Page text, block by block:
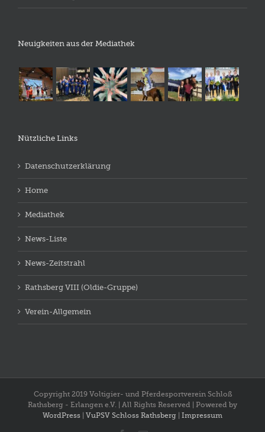
Neuigkeiten aus der Mediathek
Nützliche Links
Datenschutzerklärung
Home
Mediathek
News-Liste
News-Zeitstrahl
Rathsberg VIII (Oldie-Gruppe)
Verein-Allgemein
Copyright 2019 Voltigier- und Pferdesportverein Schloß
Rathsberg - Erlangen e.V. | All Rights Reserved | Powered by
WordPress
VuPSV Schloss Rathsberg Impressum